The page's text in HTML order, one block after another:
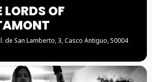
LORDS OF
de San Lamberto, 3, Casco Antiguo, 50004